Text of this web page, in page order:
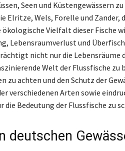
Seen und Küstengewässern
Elritze, Wels, Forelle und Zander,
Vielfalt dieser Fische
Lebensraumverlust und
nicht nur die Lebensräume
Welt der Flussfische zu
achten und den Schutz der
verschiedenen Arten sowie
Bedeutung der Flussfische zu
deutschen